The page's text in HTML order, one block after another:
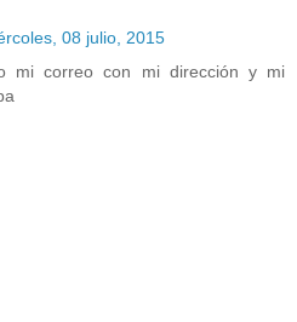
08 julio, 2015
mi correo con mi dirección y mi